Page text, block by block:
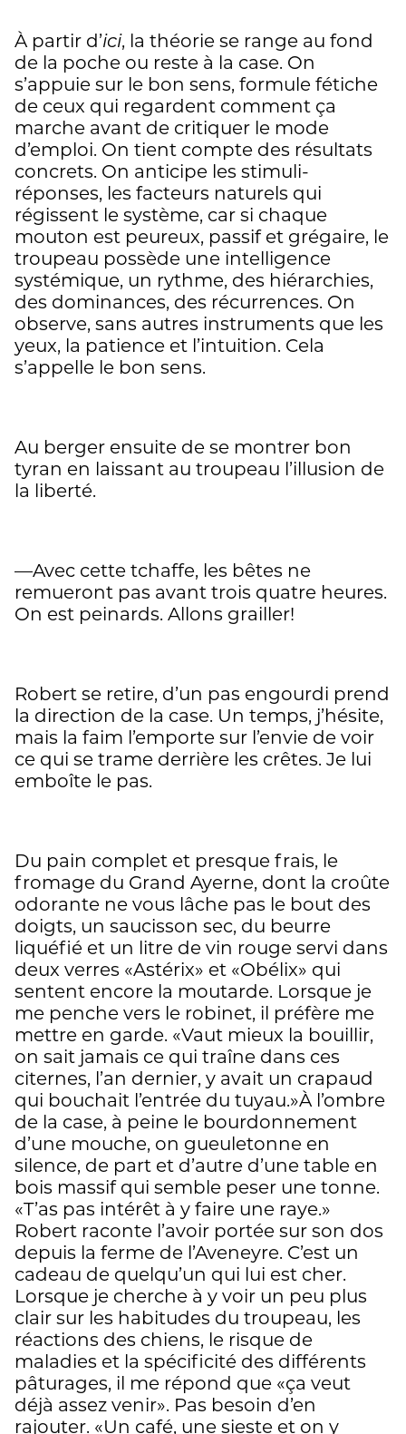
À partir d’ici, la théorie se range au fond
de la poche ou reste à la case. On
s’appuie sur le bon sens, formule fétiche
de ceux qui regardent comment ça
marche avant de critiquer le mode
d’emploi. On tient compte des résultats
concrets. On anticipe les stimuli-
réponses, les facteurs naturels qui
régissent le système, car si chaque
mouton est peureux, passif et grégaire, le
troupeau possède une intelligence
systémique, un rythme, des hiérarchies,
des dominances, des récurrences. On
observe, sans autres instruments que les
yeux, la patience et l’intuition. Cela
s’appelle le bon sens.
Au berger ensuite de se montrer bon
tyran en laissant au troupeau l’illusion de
la liberté.
—Avec cette tchaffe, les bêtes ne
remueront pas avant trois quatre heures.
On est peinards. Allons grailler!
Robert se retire, d’un pas engourdi prend
la direction de la case. Un temps, j’hésite,
mais la faim l’emporte sur l’envie de voir
ce qui se trame derrière les crêtes. Je lui
emboîte le pas.
Du pain complet et presque frais, le
fromage du Grand Ayerne, dont la croûte
odorante ne vous lâche pas le bout des
doigts, un saucisson sec, du beurre
liquéfié et un litre de vin rouge servi dans
deux verres «Astérix» et «Obélix» qui
sentent encore la moutarde. Lorsque je
me penche vers le robinet, il préfère me
mettre en garde. «Vaut mieux la bouillir,
on sait jamais ce qui traîne dans ces
citernes, l’an dernier, y avait un crapaud
qui bouchait l’entrée du tuyau.»À l’ombre
de la case, à peine le bourdonnement
d’une mouche, on gueuletonne en
silence, de part et d’autre d’une table en
bois massif qui semble peser une tonne.
«T’as pas intérêt à y faire une raye.»
Robert raconte l’avoir portée sur son dos
depuis la ferme de l’Aveneyre. C’est un
cadeau de quelqu’un qui lui est cher.
Lorsque je cherche à y voir un peu plus
clair sur les habitudes du troupeau, les
réactions des chiens, le risque de
maladies et la spécificité des différents
pâturages, il me répond que «ça veut
déjà assez venir». Pas besoin d’en
rajouter. «Un café, une sieste et on y